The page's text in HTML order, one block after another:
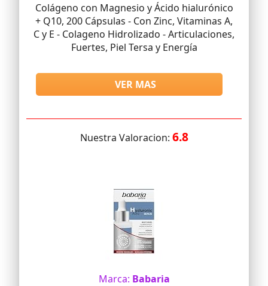
Colágeno con Magnesio y Ácido hialurónico
+ Q10, 200 Cápsulas - Con Zinc, Vitaminas A,
C y E - Colageno Hidrolizado - Articulaciones,
Fuertes, Piel Tersa y Energía
VER MAS
Nuestra Valoracion: 6.8
Marca: Babaria